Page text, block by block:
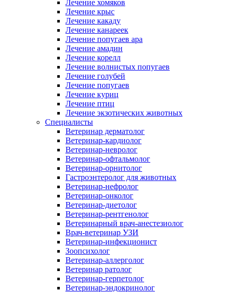
Лечение хомяков
Лечение крыс
Лечение какаду
Лечение канареек
Лечение попугаев ара
Лечение амадин
Лечение корелл
Лечение волнистых попугаев
Лечение голубей
Лечение попугаев
Лечение куриц
Лечение птиц
Лечение экзотических животных
Специалисты
Ветеринар дерматолог
Ветеринар-кардиолог
Ветеринар-невролог
Ветеринар-офтальмолог
Ветеринар-орнитолог
Гастроэнтеролог для животных
Ветеринар-нефролог
Ветеринар-онколог
Ветеринар-диетолог
Ветеринар-рентгенолог
Ветеринарный врач-анестезиолог
Врач-ветеринар УЗИ
Ветеринар-инфекционист
Зоопсихолог
Ветеринар-аллерголог
Ветеринар ратолог
Ветеринар-герпетолог
Ветеринар-эндокринолог